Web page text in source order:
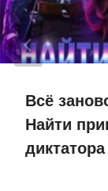
Всё
Найти
диктатора